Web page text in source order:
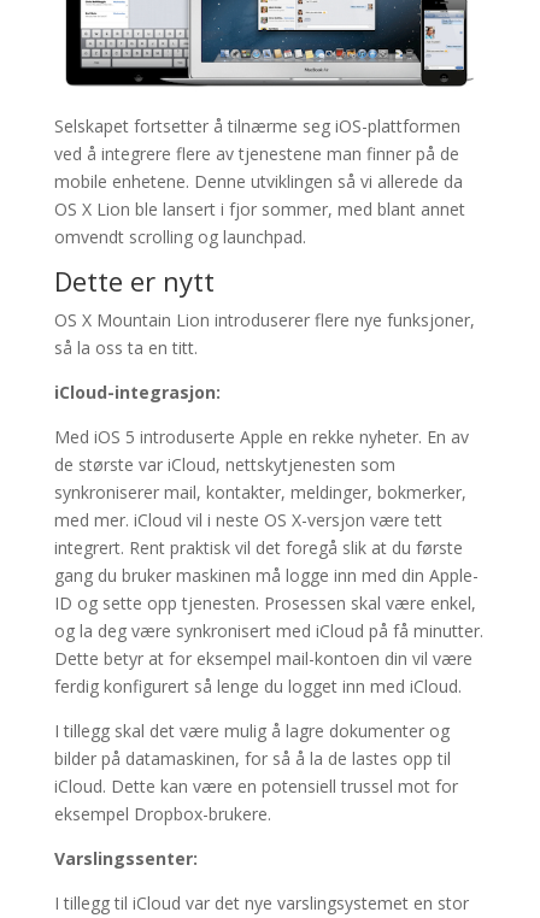
Selskapet fortsetter å tilnærme seg iOS-plattformen
ved å integrere flere av tjenestene man finner på de
mobile enhetene. Denne utviklingen så vi allerede da
OS X Lion ble lansert i fjor sommer, med blant annet
omvendt scrolling og launchpad.
Dette er nytt
OS X Mountain Lion introduserer flere nye funksjoner,
så la oss ta en titt.
iCloud-integrasjon:
Med iOS 5 introduserte Apple en rekke nyheter. En av
de største var iCloud, nettskytjenesten som
synkroniserer mail, kontakter, meldinger, bokmerker,
med mer. iCloud vil i neste OS X-versjon være tett
integrert. Rent praktisk vil det foregå slik at du første
gang du bruker maskinen må logge inn med din Apple-
ID og sette opp tjenesten. Prosessen skal være enkel,
og la deg være synkronisert med iCloud på få minutter.
Dette betyr at for eksempel mail-kontoen din vil være
ferdig konfigurert så lenge du logget inn med iCloud.
I tillegg skal det være mulig å lagre dokumenter og
bilder på datamaskinen, for så å la de lastes opp til
iCloud. Dette kan være en potensiell trussel mot for
eksempel Dropbox-brukere.
Varslingssenter:
I tillegg til iCloud var det nye varslingsystemet en stor